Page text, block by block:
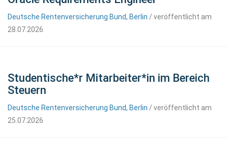
Deutsche Rentenversicherung Bund, Berlin / veröffentlicht am
28.07.2026
Studentische*r Mitarbeiter*in im Bereich
Steuern
Deutsche Rentenversicherung Bund, Berlin / veröffentlicht am
25.07.2026